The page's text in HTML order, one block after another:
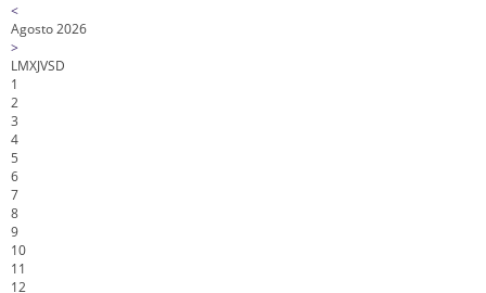
<
Agosto 2026
>
LMXJVSD
1
2
3
4
5
6
7
8
9
10
11
12